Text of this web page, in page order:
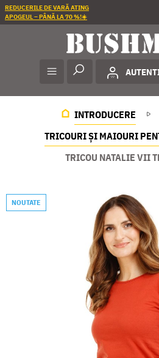
REDUCERILE DE VARĂ ATING
APOGEUL – PÂNĂ LA 70 %!☀️
INTRODUCERE
TRICOURI ȘI MAIOURI
TRICOU NATALIE VII
NOUTATE